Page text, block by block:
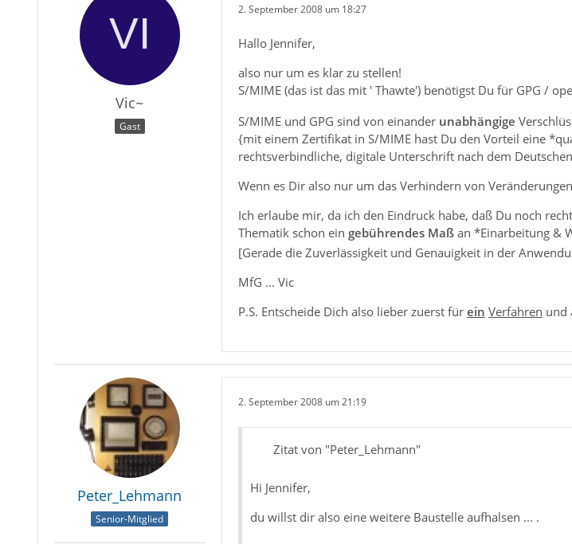
Vic~
Gast
2. September 2008 um 18:27
Hallo Jennifer,
also nur um es klar zu stellen!
S/MIME (das ist das mit ' Thawte') benötigst Du für GPG /
S/MIME und GPG sind von einander unabhängige
{mit einem Zertifikat in S/MIME hast Du den Vorteil eine
rechtsverbindliche, digitale Unterschrift nach dem
Wenn es Dir also nur um das Verhindern von
Ich erlaube mir, da ich den Eindruck habe, daß Du noch
Thematik schon ein gebührendes Maßan *Einarbeitung &
[Gerade die Zuverlässigkeit und Genauigkeit in der
MfG ... Vic
P.S. Entscheide Dich also lieber zuerst für ein Verfahren und
Peter_Lehmann
Senior-Mitglied
2. September 2008 um 21:19
Zitat von "Peter_Lehmann"
Hi Jennifer,
du willst dir also eine weitere Baustelle aufhalsen ... .